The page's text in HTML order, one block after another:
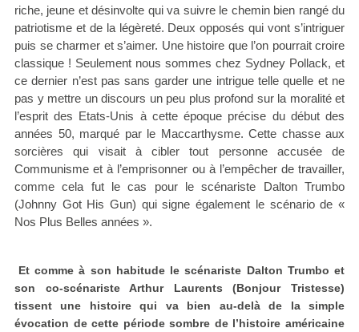
riche, jeune et désinvolte qui va suivre le chemin bien rangé du
patriotisme et de la légèreté. Deux opposés qui vont s’intriguer
puis se charmer et s’aimer. Une histoire que l’on pourrait croire
classique ! Seulement nous sommes chez Sydney Pollack, et
ce dernier n’est pas sans garder une intrigue telle quelle et ne
pas y mettre un discours un peu plus profond sur la moralité et
l’esprit des Etats-Unis à cette époque précise du début des
années 50, marqué par le Maccarthysme. Cette chasse aux
sorcières qui visait à cibler tout personne accusée de
Communisme et à l’emprisonner ou à l’empêcher de travailler,
comme cela fut le cas pour le scénariste Dalton Trumbo
(Johnny Got His Gun) qui signe également le scénario de «
Nos Plus Belles années ».
Et comme à son habitude le scénariste Dalton Trumbo et
son co-scénariste Arthur Laurents (Bonjour Tristesse)
tissent une histoire qui va bien au-delà de la simple
évocation de cette période sombre de l’histoire américaine